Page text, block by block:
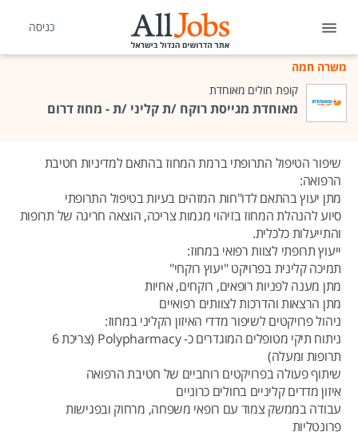
כניסה
משרה חמה
קופת חולים מאוחדת
מאוחדת מגייסת רוקח /ת קליני /ת - מחוז דרום
שיפור הטיפול התרופתי ברמת המחוז בהתאם למדיניות חטיבת
הרפואה:
מתן יעוץ בהתאם לדו"חות המזהים בעיות בטיפול התרופתי
סיוע להנהלת המחוז בזיהוי מגמות צריכה, הוצאה חריגה של תרופות
והתייעלות כלכלית.
ייעוץ תרופתי לצוות רפואי במחוז:
תמיכה קלינית בפרויקט "יעוץ רוקחי"
מתן מענה לפניות רופאים, רוקחים, אחיות
מתן הרצאות והדרכות לצוותים רפואיים
ניהול פרויקטים לשיפור מדדי האיזון הקליני במחוז:
ניתוח תיקי מטופלים המוגדרים כ- Polypharmacy (צריכת 6
תרופות ומעלה)
שיתוף פעולה בפרויקטים רוחביים של חטיבת הרפואה
איזון מדדים קליניים בחולים כרוניים
עבודה בממשק צמוד עם רופאי משפחה, מרחוק ובפגישות
פרונטליות